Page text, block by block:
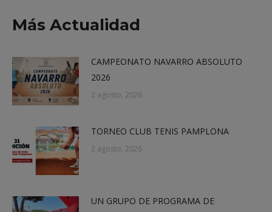
Más Actualidad
CAMPEONATO NAVARRO ABSOLUTO
2026
2 agosto, 2026
TORNEO CLUB TENIS PAMPLONA
2 agosto, 2026
UN GRUPO DE PROGRAMA DE